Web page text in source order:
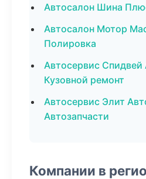
Автосалон Шина
Автосалон Мотор
Полировка
Автосервис
Кузовной ремонт
Автосервис Элит
Автозапчасти
Компании в